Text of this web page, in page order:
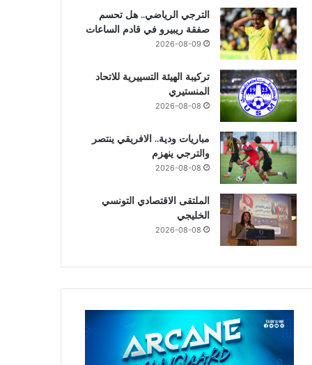
الترجي الرياضي.. هل تحسم
صفقة ريبيرو في قادم الساعات
2026-08-09
تركيبة الهيئة التسييرية للاتحاد
المنستيري
2026-08-08
مباريات ودية.. الافريقي ينتصر
والترجي ينهزم
2026-08-08
الملتقى الاقتصادي التونسي
الخليجي
2026-08-08